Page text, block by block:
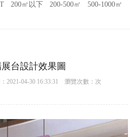
200㎡以下 200-500㎡ 500-1000㎡
台設計效果圖
：2021-04-30 16:33:31 瀏覽次數： 次